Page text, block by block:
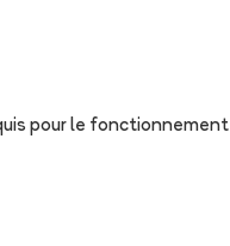
pour le fonctionnement